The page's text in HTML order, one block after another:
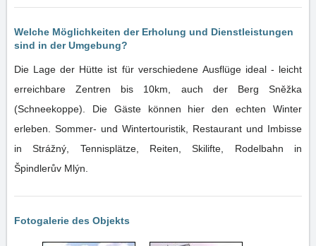
Welche Möglichkeiten der Erholung und Dienstleistungen
sind in der Umgebung?
Die Lage der Hütte ist für verschiedene Ausflüge ideal - leicht
erreichbare Zentren bis 10km, auch der Berg Sněžka
(Schneekoppe). Die Gäste können hier den echten Winter
erleben. Sommer- und Wintertouristik, Restaurant und Imbisse
in Strážný, Tennisplätze, Reiten, Skilifte, Rodelbahn in
Špindlerův Mlýn.
Fotogalerie des Objekts